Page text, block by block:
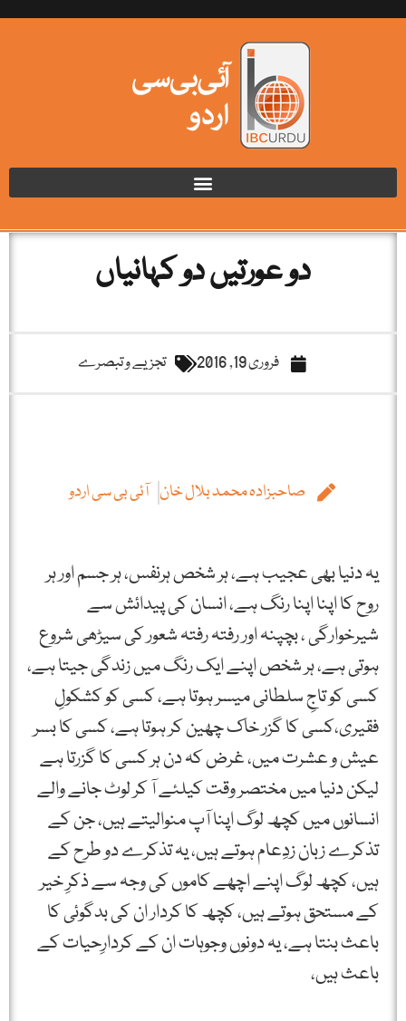
دو عورتیں دو کہانیاں
فروری 19, 2016 تجزیے و تبصرے
صاحبزادہ محمد بلال خان آئی بی سی اردو
یہ دنیا بھی عجیب ہے، ہر شخص ہرنفس، ہر جسم اور ہر
روح کا اپنا اپنا رنگ ہے، انسان کی پیدائش سے
شیرخوارگی ، بچپنہ اور رفتہ رفتہ شعور کی سیڑھی شروع
ہوتی ہے، ہر شخص اپنے ایک رنگ میں زندگی جیتا ہے،
کسی کو تاجِ سلطانی میسر ہوتا ہے، کسی کو کشکولِ
فقیری،کسی کا گزر خاک چھین کر ہوتا ہے، کسی کا بسر
عیش و عشرت میں، غرض کہ دن ہر کسی کا گزرتا ہے
لیکن دنیا میں مختصر وقت کیلئے آ کر لوٹ جانے والے
انسانوں میں کچھ لوگ اپنا آپ منوالیتے ہیں، جن کے
تذکرے زبان زدِعام ہوتے ہیں، یہ تذکرے دو طرح کے
ہیں، کچھ لوگ اپنے اچھے کاموں کی وجہ سے ذکرِ خیر
کے مستحق ہوتے ہیں، کچھ کا کردار ان کی بدگوئی کا
باعث بنتا ہے، یہ دونوں وجوہات ان کے کردارِحیات کے
باعث ہیں،